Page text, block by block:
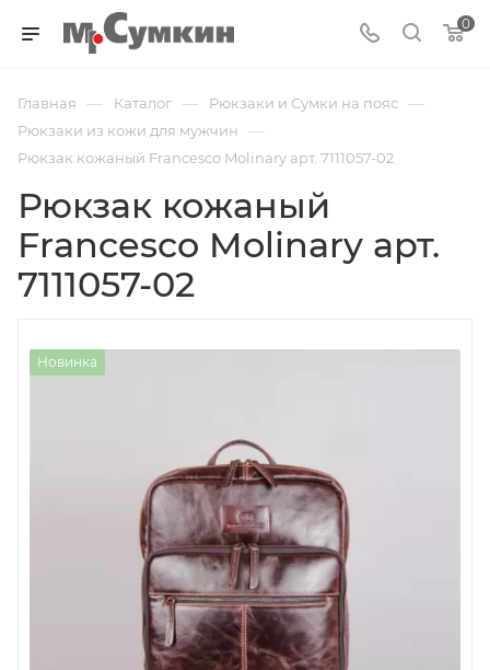
0
Главная — Каталог — Рюкзаки и Сумки на пояс —
Рюкзаки из кожи для мужчин —
Рюкзак кожаный Francesco Molinary арт. 7111057-02
Рюкзак кожаный
Francesco Molinary арт.
7111057-02
Новинка